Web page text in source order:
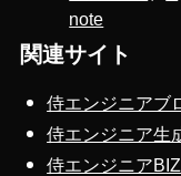
note
関連サイト
侍エンジニアブ
侍エンジニア生
侍エンジニアBIZ